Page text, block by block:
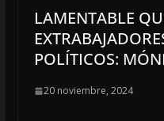
LAMENTABLE
POLÍTICOS:
20 noviembre, 2024